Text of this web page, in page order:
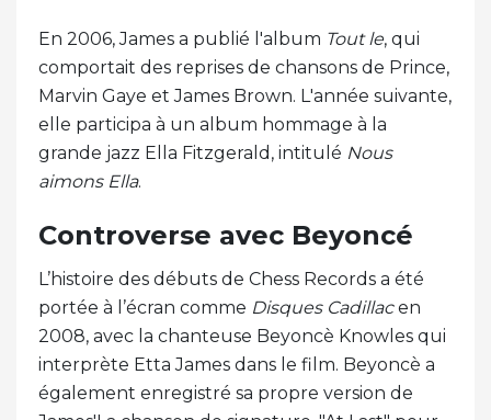
En 2006, James a publié l'album Tout le, qui
comportait des reprises de chansons de Prince,
Marvin Gaye et James Brown. L'année suivante,
elle participa à un album hommage à la
grande jazz Ella Fitzgerald, intitulé Nous
aimons Ella.
Controverse avec Beyoncé
L’histoire des débuts de Chess Records a été
portée à l’écran comme Disques Cadillacen
2008, avec la chanteuse Beyoncè Knowles qui
interprète Etta James dans le film. Beyoncè a
également enregistré sa propre version de